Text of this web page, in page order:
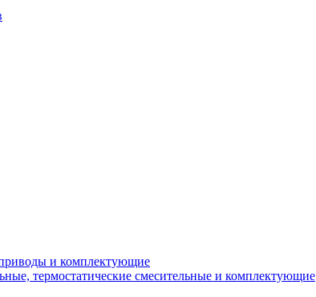
и комплектующие
термостатические смесительные и комплектующие